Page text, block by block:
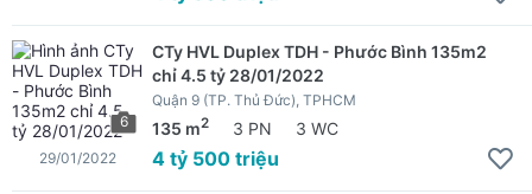
6
CTy HVL Duplex TDH - Phước Bình 135m2
chỉ 4.5 tỷ 28/01/2022
Quận 9 (TP. Thủ Đức), TPHCM
135 m2 3 PN 3 WC
4 tỷ 500 triệu
29/01/2022